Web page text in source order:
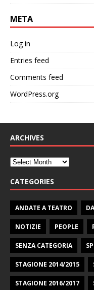
META
Log in
Entries feed
Comments feed
WordPress.org
ARCHIVES
CATEGORIES
ANDATE A TEATRO
NOTIZIE PEOPLE
SENZA CATEGORIA
STAGIONE 2014/2015
STAGIONE 2016/2017